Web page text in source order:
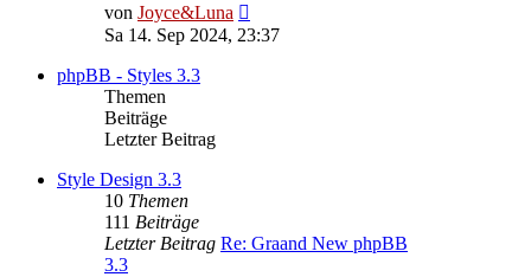
von Joyce&Luna
Beitrag
Sa 14. Sep 2024, 23:37
phpBB - Styles 3.3
Themen
Beiträge
Letzter Beitrag
Style Design 3.3
10 Themen
111 Beiträge
Letzter Beitrag Re: Graand New phpBB
3.3